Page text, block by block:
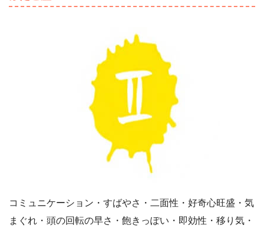
コミュニケーション・すばやさ・二面性・好奇心旺盛・気
まぐれ・頭の回転の早さ・飽きっぽい・即効性・移り気・